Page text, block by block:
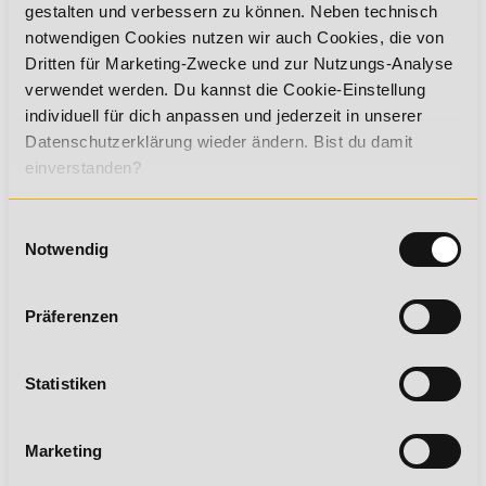
gestalten und verbessern zu können. Neben technisch
notwendigen Cookies nutzen wir auch Cookies, die von
Dritten für Marketing-Zwecke und zur Nutzungs-Analyse
verwendet werden. Du kannst die Cookie-Einstellung
individuell für dich anpassen und jederzeit in unserer
Datenschutzerklärung wieder ändern. Bist du damit
einverstanden?
Notwendig
Präferenzen
Statistiken
Marketing
Gesundheitscoach*in Professional (inkl.
Fitnesstrainer- und
Ernährungsberater*in A-Lizenz)
Starte als Gesundheitscoach*in Professional in deine
Karriere im Gesundheits- und Fitnesssektor.
Gesundheitstrainer*in Professional
(inkl. Fitnesstrainer*in A-Lizenz &
Werde Gesundheitstrainer*in Professional und
verbessere deine beruflichen Chancen im wachsenden
Medizinische*r Fitnesstrainer*in (inkl.